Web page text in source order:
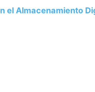
el Almacenamiento